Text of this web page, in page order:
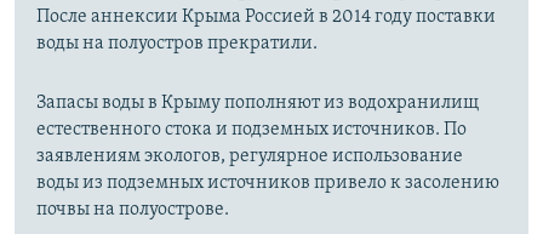
После аннексии Крыма Россией в 2014 году поставки
воды на полуостров прекратили.
Запасы воды в Крыму пополняют из водохранилищ
естественного стока и подземных источников. По
заявлениям экологов, регулярное использование
воды из подземных источников привело к засолению
почвы на полуострове.